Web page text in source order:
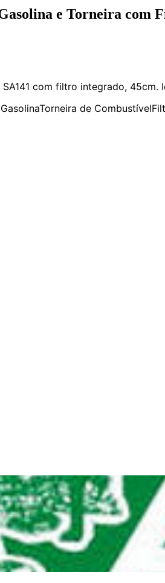
e Torneira com
com filtro integrado, 45cm.
Torneira de Combustível